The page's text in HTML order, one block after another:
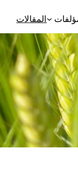
المقالات